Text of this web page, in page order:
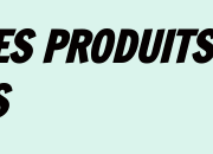
PRODUITS